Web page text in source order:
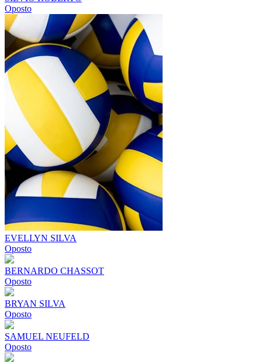
Oposto
EVELLYN SILVA
Oposto
BERNARDO CHASSOT
Oposto
BRYAN SILVA
Oposto
SAMUEL NEUFELD
Oposto